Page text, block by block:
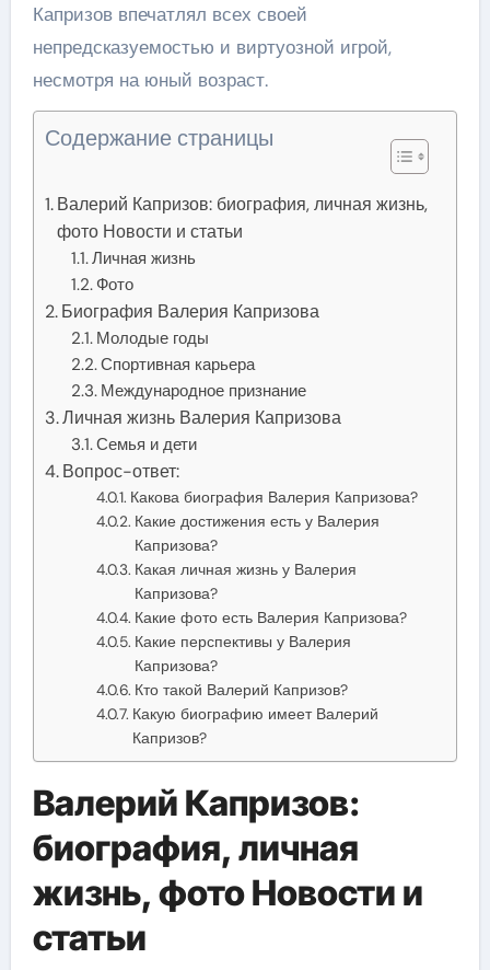
Капризов впечатлял всех своей
непредсказуемостью и виртуозной игрой,
несмотря на юный возраст.
Содержание страницы
Валерий Капризов: биография, личная жизнь,
фото Новости и статьи
Личная жизнь
Фото
Биография Валерия Капризова
Молодые годы
Спортивная карьера
Международное признание
Личная жизнь Валерия Капризова
Семья и дети
Вопрос-ответ:
Какова биография Валерия Капризова?
Какие достижения есть у Валерия
Капризова?
Какая личная жизнь у Валерия
Капризова?
Какие фото есть Валерия Капризова?
Какие перспективы у Валерия
Капризова?
Кто такой Валерий Капризов?
Какую биографию имеет Валерий
Капризов?
Валерий Капризов:
биография, личная
жизнь, фото Новости и
статьи